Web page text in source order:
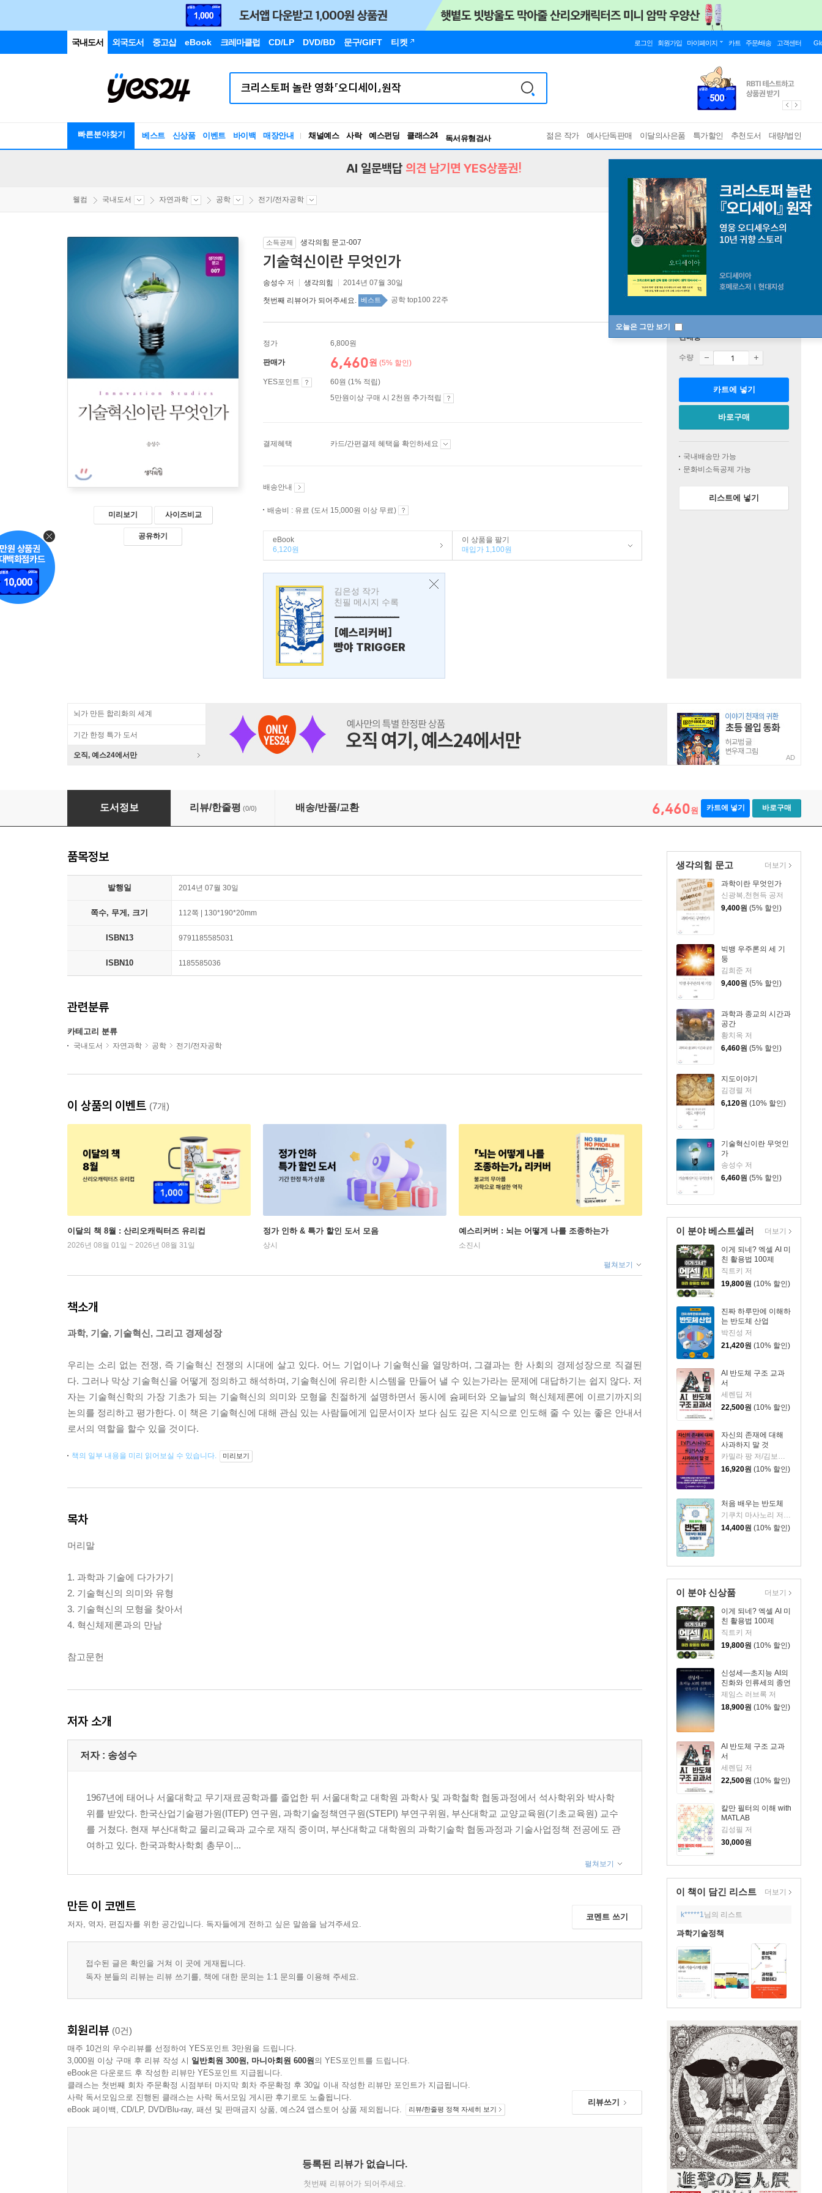
국내도서 외국도서 중고샵 eBook 크레마클럽 CD/LP DVD/BD 문구/GIFT 티켓 로그인 회원가입 마이페이지 카트 주문/배송 고객센터
빠른분야찾기 베스트 신상품 이벤트 바이백 매장안내 채널예스 사락 예스펀딩 클래스24
독서유형검사
RBTI Lab
젊은 작가 예사단독판매 이달의사은품 특가할인 추천도서 대량/법인
오늘은 그만 보기
AI 일문백답 의견 남기면 YES상품권!
웰컴 국내도서 자연과학 공학 전기/전자공학
미리보기 사이즈비교
공유하기
소득공제 생각의힘 문고-007
기술혁신이란 무엇인가
송성수 저 생각의힘 2014년 07월 30일
첫번째 리뷰어가 되어주세요. 베스트 공학 top100 22주
정가 6,800원
판매가 6,460원 (5% 할인)
YES포인트
60원 (1% 적립)
5만원이상 구매 시 2천원 추가적립
결제혜택 카드/간편결제 혜택을 확인하세요
배송안내
배송비 : 유료 (도서 15,000원 이상 무료)
eBook
6,120원
이 상품을 팔기
매입가 1,100원
김은성 작가
친필 메시지 수록
---------------
[예스리커버]
빵야 TRIGGER
판매중
수량
카트에 넣기
바로구매
국내배송만 가능
문화비소득공제 가능
리스트에 넣기
뇌가 만든 합리화의 세계
기간 한정 특가 도서
오직, 예스24에서만 AD
기술혁신이란 무엇인가
도서정보 리뷰/한줄평 (0/0) 배송/반품/교환 6,460원 카트에 넣기 바로구매
생각의힘 문고
과학이란 무엇인가
신광복,천현득 공저
9,400원 (5% 할인)
빅뱅 우주론의 세 기
둥
김희준 저
9,400원 (5% 할인)
과학과 종교의 시간과
공간
황치옥 저
6,460원 (5% 할인)
지도이야기
김경렬 저
6,120원 (10% 할인)
기술혁신이란 무엇인
가
송성수 저
6,460원 (5% 할인)
더보기
이 분야 베스트셀러
이게 되네? 엑셀 AI 미
친 활용법 100제
직트키 저
19,800원 (10% 할인)
진짜 하루만에 이해하
는 반도체 산업
박진성 저
21,420원 (10% 할인)
AI 반도체 구조 교과
서
세렌딥 저
22,500원 (10% 할인)
자신의 존재에 대해
사과하지 말 것
16,920원 (10% 할인)
처음 배우는 반도체
기쿠치 마사노리 저/유순재 역
14,400원 (10% 할인)
더보기
이 분야 신상품
이게 되네? 엑셀 AI 미
친 활용법 100제
직트키 저
19,800원 (10% 할인)
신성세―초지능 AI의
진화와 인류세의 종언
제임스 러브록 저
18,900원 (10% 할인)
AI 반도체 구조 교과
서
세렌딥 저
22,500원 (10% 할인)
칼만 필터의 이해 with
MATLAB
김성필 저
30,000원
더보기
이 책이 담긴 리스트 더보기
k*****1 님의 리스트
과학기술정책
품목정보
발행일 2014년 07월 30일
쪽수, 무게, 크기 112쪽 | 130*190*20mm
ISBN13 9791185585031
ISBN10 1185585036
관련분류
카테고리 분류
국내도서 자연과학 공학 전기/전자공학
이 상품의 이벤트 (7개)
이달의 책 8월 : 산리오캐릭터즈 유리컵
2026년 08월 01일 ~ 2026년 08월 31일
정가 인하 & 특가 할인 도서 모음
상시
예스리커버 : 뇌는 어떻게 나를 조종하는가
소진시
펼쳐보기
책소개
과학, 기술, 기술혁신, 그리고 경제성장
우리는 소리 없는 전쟁, 즉 기술혁신 전쟁의 시대에 살고 있다. 어느 기업이나 기술혁신을 열망하며, 그결과는 한 사회의 경제성장으로 직결된
다. 그러나 막상 기술혁신을 어떻게 정의하고 해석하며, 기술혁신에 유리한 시스템을 만들어 낼 수 있는가라는 문제에 대답하기는 쉽지 않다. 저
자는 기술혁신학의 가장 기초가 되는 기술혁신의 의미와 모형을 친절하게 설명하면서 동시에 슘페터와 오늘날의 혁신체제론에 이르기까지의
논의를 정리하고 평가한다. 이 책은 기술혁신에 대해 관심 있는 사람들에게 입문서이자 보다 심도 깊은 지식으로 인도해 줄 수 있는 좋은 안내서
로서의 역할을 할수 있을 것이다.
책의 일부 내용을 미리 읽어보실 수 있습니다. 미리보기
목차
머리말
1. 과학과 기술에 다가가기
2. 기술혁신의 의미와 유형
3. 기술혁신의 모형을 찾아서
4. 혁신체제론과의 만남
참고문헌
저자 소개
저자 : 송성수
1967년에 태어나 서울대학교 무기재료공학과를 졸업한 뒤 서울대학교 대학원 과학사 및 과학철학 협동과정에서 석사학위와 박사학
위를 받았다. 한국산업기술평가원(ITEP) 연구원, 과학기술정책연구원(STEPI) 부연구위원, 부산대학교 교양교육원(기초교육원) 교수
를 거쳤다. 현재 부산대학교 물리교육과 교수로 재직 중이며, 부산대학교 대학원의 과학기술학 협동과정과 기술사업정책 전공에도 관
여하고 있다. 한국과학사학회 총무이...
펼쳐보기
만든 이 코멘트
저자, 역자, 편집자를 위한 공간입니다. 독자들에게 전하고 싶은 말씀을 남겨주세요.
코멘트 쓰기
접수된 글은 확인을 거쳐 이 곳에 게재됩니다.
독자 분들의 리뷰는 리뷰 쓰기를, 책에 대한 문의는 1:1 문의를 이용해 주세요.
회원리뷰 (0건)
매주 10건의 우수리뷰를 선정하여 YES포인트 3만원을 드립니다.
3,000원 이상 구매 후 리뷰 작성 시 일반회원 300원, 마니아회원 600원의 YES포인트를 드립니다.
eBook은 다운로드 후 작성한 리뷰만 YES포인트 지급됩니다.
클래스는 첫번째 회차 주문확정 시점부터 마지막 회차 주문확정 후 30일 이내 작성한 리뷰만 포인트가 지급됩니다.
사락 독서모임으로 진행된 클래스는 사락 독서모임 게시판 후기로도 노출됩니다.
eBook 페이백, CD/LP, DVD/Blu-ray, 패션 및 판매금지 상품, 예스24 앱스토어 상품 제외됩니다.
리뷰/한줄평 정책 자세히 보기
리뷰쓰기
등록된 리뷰가 없습니다.
첫번째 리뷰어가 되어주세요.